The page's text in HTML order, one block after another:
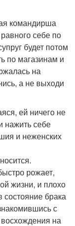
командирша
себе по
будет потом
по магазинам и
на
а не выходи
ей ничего не
нажить себе
и неженских
рожает,
жизни, и плохо
состояние брака
с
на